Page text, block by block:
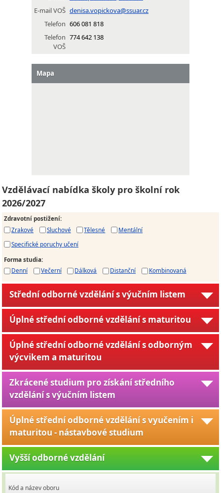
E-mail VOŠ denisa.vopickova@ssuar.cz
Telefon 606 081 818
Telefon
VOŠ
774 642 138
Mapa
Vzdělávací nabídka školy pro školní rok
2026/2027
Zdravotní postižení:
Zrakové
Sluchové Tělesné
Mentální
Specifické poruchy učení
Forma studia:
Denní
Večerní Dálková Distanční Kombinovaná
Střední odborné vzdělání s výučním listem
Úplné střední odborné vzdělání s maturitou
Úplné střední odborné vzdělání s odborným
výcvikem a maturitou
Zkrácené studium pro získání středního
vzdělání s výučním listem
Úplné střední odborné vzdělání s vyučením i
maturitou - nástavbové studium
Vyšší odborné vzdělání
Kód a název oboru